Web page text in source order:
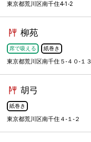
東京都荒川区南千住4-1-2
柳苑
席で吸える 紙巻き
東京都荒川区南千住５-４０-１３
胡弓
紙巻き
東京都荒川区南千住４-１-２